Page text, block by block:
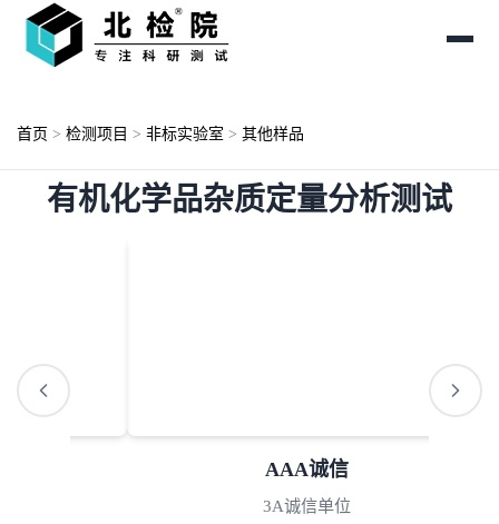
首页 > 检测项目 > 非标实验室 > 其他样品
有机化学品杂质定量分析测试
AAA诚信
3A诚信单位